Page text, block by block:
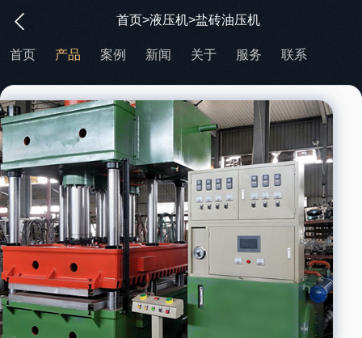
首页>液压机>盐砖油压机
首页 产品 案例 新闻 关于 服务 联系